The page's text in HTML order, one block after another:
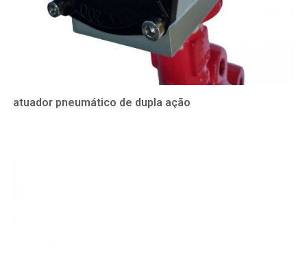
atuador pneumático de dupla ação